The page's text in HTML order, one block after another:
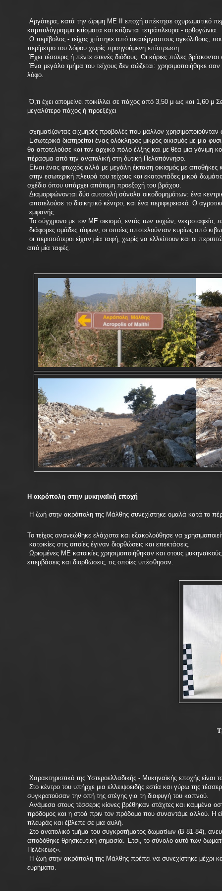
Αργότερα, κατά την ώριμη ΜΕ ΙΙ εποχή απέκτησε οχυρωματικό
καμπυλόγραμμα κτίσματα και κτίζονται τετράπλευρα - ορθογώνια.
Ο περίβολος - τείχος χτίστηκε από ακατέργαστους ογκόλιθους,
περίμετρο του λόφου χωρίς προηγούμενη επίστρωση.
Έχει τέσσερις ή πέντε στενές διόδους. Οι κύριες πύλες
Ένα μεγάλο τμήμα του τείχους δεν σώζεται: χρησιμοποιήθηκε
λόφο.
Ό,τι έχει απομείνει ποικίλλει σε πάχος από 3,50 μ ως και 1,60 μ
μεγαλύτερο πάχος ή προεξέχει
σχηματίζοντας αιχμηρές προβολές που μάλλον χρησιμοποιούνταν
Εσωτερικά διατηρείται ένας ολόκληρος μικρός οικισμός με μια
θα αποτελούσε και τον αρχικό πόλο έλξης και με θέα μια γόνιμη
πέρασμα από την ανατολική στη δυτική Πελοπόννησο.
Είναι ένας φτωχός αλλά με μεγάλη έκταση οικισμός με αποθήκες
στην εσωτερική πλευρά του τείχους και εκατοντάδες μικρά
σχέδιο όπου υπάρχει απότομη προεξοχή του βράχου.
Διαμορφώνονται δύο αυτοτελή σύνολα οικοδομημάτων: ένα
αποτελούσε το διοικητικό κέντρο, και ένα περιφερειακό. Ο
εμφανής.
Το σύγχρονο με τον ΜΕ οικισμό, εντός των τειχών, νεκροταφείο,
διάφορες ομάδες τάφων, οι οποίες αποτελούνταν κυρίως από
οι περισσότεροι είχαν μία ταφή, χωρίς να ελλείπουν και οι
από μία ταφές.
Η ακρόπολη στην μυκηναϊκή εποχή
H ζωή στην ακρόπολη της Μάλθης συνεχίστηκε ομαλά κατά το
Το τείχος ανανεώθηκε ελάχιστα και εξακολούθησε να
κατοικίες στις οποίες έγιναν διορθώσεις και επεκτάσεις.
Ωρισμένες ΜΕ κατοικίες χρησιμοποιήθηκαν και στους
επεμβάσεις και διορθώσεις, τις οποίες υπέσθησαν.
Χαρακτηριστικό της Υστεροελλαδικής - Μυκηναϊκής εποχής είναι
Στο κέντρο του υπήρχε μια ελλειψοειδής εστία και γύρω της
συγκρατούσαν την οπή της στέγης για τη διαφυγή του καπνού.
Ανάμεσα στους τέσσερις κίονες βρέθηκαν στάχτες και καμμένα
πρόδομος και η στοά πριν τον πρόδομο που συναντάμε αλλού. Η
πλευράς και έβλεπε σε μια αυλή.
Στο ανατολικό τμήμα του συγκροτήματος δωματίων (Β 81-84),
αποδόθηκε θρησκευτική σημασία. Έτσι, το σύνολο αυτό των
Πελέκεως».
Η ζωή στην ακρόπολη της Μάλθης πρέπει να συνεχίστηκε μέχρι
ευρήματα.